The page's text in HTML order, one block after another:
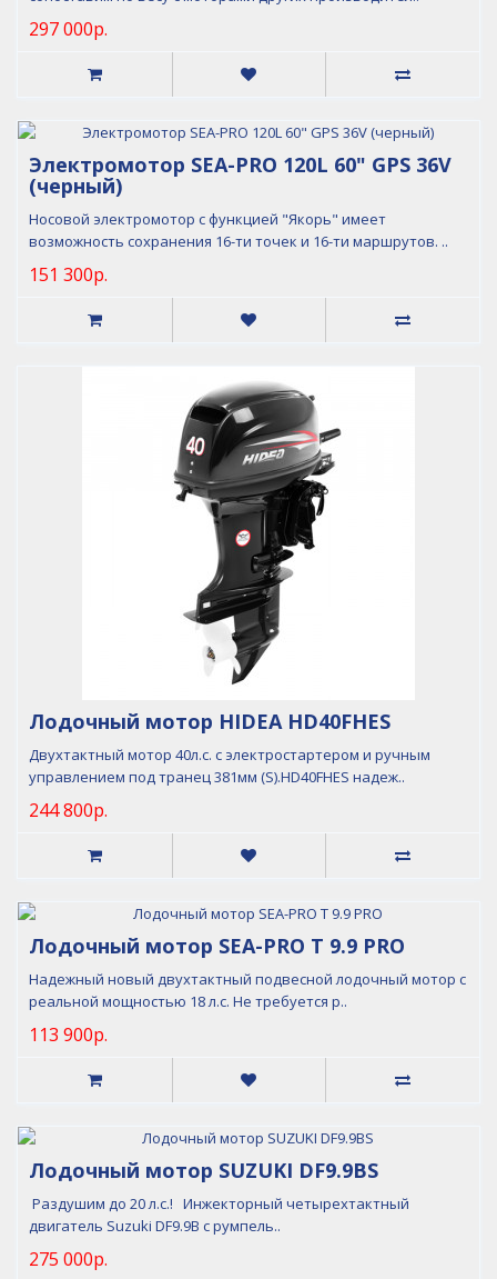
297 000р.
Электромотор SEA-PRO 120L 60" GPS 36V
(черный)
Носовой электромотор с функцией "Якорь" имеет
возможность сохранения 16-ти точек и 16-ти маршрутов. ..
151 300р.
Лодочный мотор HIDEA HD40FHES
Двухтактный мотор 40л.с. с электростартером и ручным
управлением под транец 381мм (S).HD40FHES надеж..
244 800р.
Лодочный мотор SEA-PRO T 9.9 PRO
Надежный новый двухтактный подвесной лодочный мотор с
реальной мощностью 18 л.с. Не требуется р..
113 900р.
Лодочный мотор SUZUKI DF9.9BS
Раздушим до 20 л.с.! Инжекторный четырехтактный
двигатель Suzuki DF9.9B с румпель..
275 000р.